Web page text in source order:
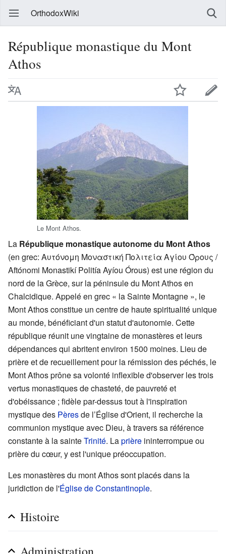
OrthodoxWiki
République monastique du Mont
Athos
Le Mont Athos.
La République monastique autonome du Mont Athos
(en grec: Αυτόνομη Μοναστική Πολιτεία Αγίου Όρους /
Aftónomi Monastikí Politía Ayíou Órous) est une région du
nord de la Grèce, sur la péninsule du Mont Athos en
Chalcidique. Appelé en grec « la Sainte Montagne », le
Mont Athos constitue un centre de haute spiritualité unique
au monde, bénéficiant d'un statut d'autonomie. Cette
république réunit une vingtaine de monastères et leurs
dépendances qui abritent environ 1500 moines. Lieu de
prière et de recueillement pour la rémission des péchés, le
Mont Athos prône sa volonté inflexible d'observer les trois
vertus monastiques de chasteté, de pauvreté et
d'obéissance ; fidèle par-dessus tout à l'inspiration
mystique des Pèresde l’Église d'Orient, il recherche la
communion mystique avec Dieu, à travers sa référence
constante à la sainteTrinité. Laprière ininterrompue ou
prière du cœur, y est l'unique préoccupation.
Les monastères du mont Athos sont placés dans la
juridiction de l'Église de Constantinople.
Histoire